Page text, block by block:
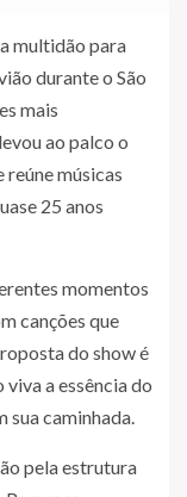
multidão para
durante o São
mais
ao palco o
reúne músicas
25 anos
momentos
canções que
do show é
a essência do
sua caminhada.
pela estrutura